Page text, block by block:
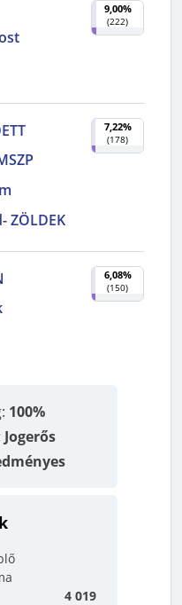
9,00%
(222)
ZÖLDEK
7,22%
(178)
6,08%
(150)
: 100%
Jogerős
4 019